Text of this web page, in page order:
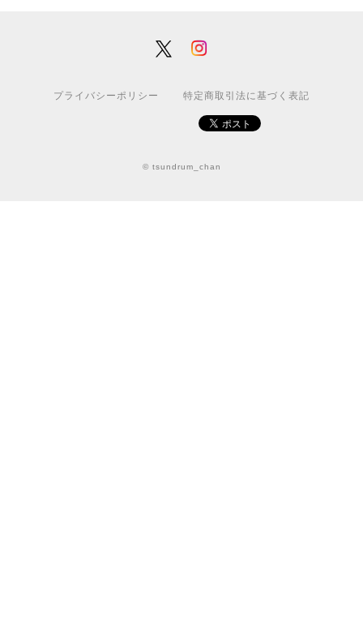
プライバシーポリシー 特定商取引法に基づく表記
© tsundrum_chan